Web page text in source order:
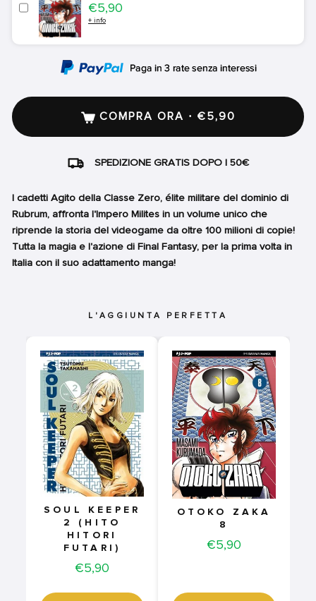
Price
€5,90
+ info
COMPRA ORA · €5,90
SPEDIZIONE GRATIS DOPO I 50€
I cadetti Agito della Classe Zero, élite militare del dominio di
Rubrum, affronta l'Impero Milites in un volume unico che
riprende la storia del videogame da oltre 100 milioni di copie!
Tutta la magia e l'azione di Final Fantasy, per la prima volta in
Italia con il suo adattamento manga!
L'AGGIUNTA PERFETTA
SOUL KEEPER
2 (HITO
HITORI
FUTARI)
Price
€5,90
OTOKO ZAKA
8
Price
€5,90